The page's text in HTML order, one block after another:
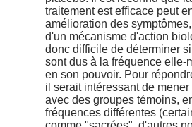
traitement est efficace peut
amélioration des
d'un mécanisme d'action
donc difficile de déterminer
sont dus à la fréquence elle-
en son pouvoir. Pour
il serait intéressant de
avec des groupes témoins,
fréquences différentes